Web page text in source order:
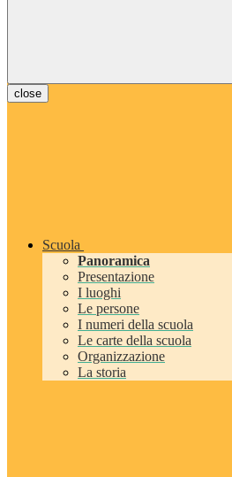
close
Scuola
Panoramica
Presentazione
I luoghi
Le persone
I numeri della scuola
Le carte della scuola
Organizzazione
La storia